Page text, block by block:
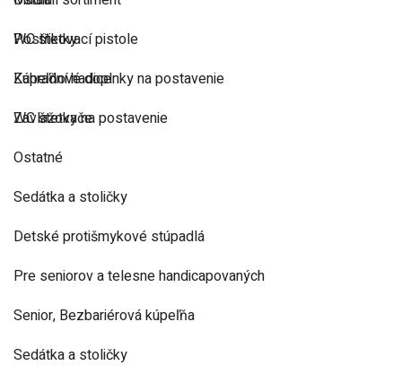
Postřikovací pistole
Zahradní hadice
Zavlažovače
WC štetky
Kúpeľňové doplnky na postavenie
WC štetky na postavenie
Ostatné
Sedátka a stoličky
Detské protišmykové stúpadlá
Pre seniorov a telesne handicapovaných
Senior, Bezbariérová kúpeľňa
Sedátka a stoličky